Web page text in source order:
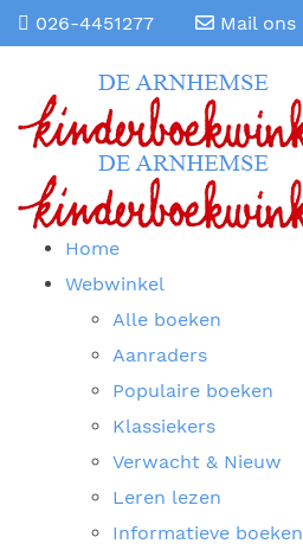
026-4451277 Mail ons
Home
Webwinkel
Alle boeken
Aanraders
Populaire boeken
Klassiekers
Verwacht & Nieuw
Leren lezen
Informatieve boeken